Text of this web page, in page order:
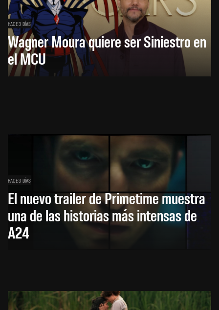
HACE 3 DÍAS
Wagner Moura quiere ser Siniestro en
el MCU
HACE 3 DÍAS
El nuevo trailer de Primetime muestra
una de las historias más intensas de
A24